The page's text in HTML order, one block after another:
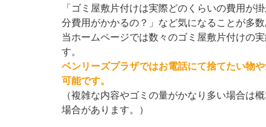
「ゴミ屋敷片付けは実際どのくらいの費用が
分費用がかかるの？」など気になることが多数
当ホームページでは数々のゴミ屋敷片付けの
す。
ベンリーズプラザではお電話にて捨てたい物
可能です。
（複雑な内容やゴミの量がかなり多い場合は
場合があります。）